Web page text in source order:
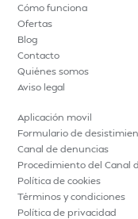
Cómo funciona
Ofertas
Blog
Contacto
Quiénes somos
Aviso legal
Aplicación movil
Formulario de
Canal de denuncias
Procedimiento del Canal
Política de cookies
Términos y condiciones
Política de privacidad